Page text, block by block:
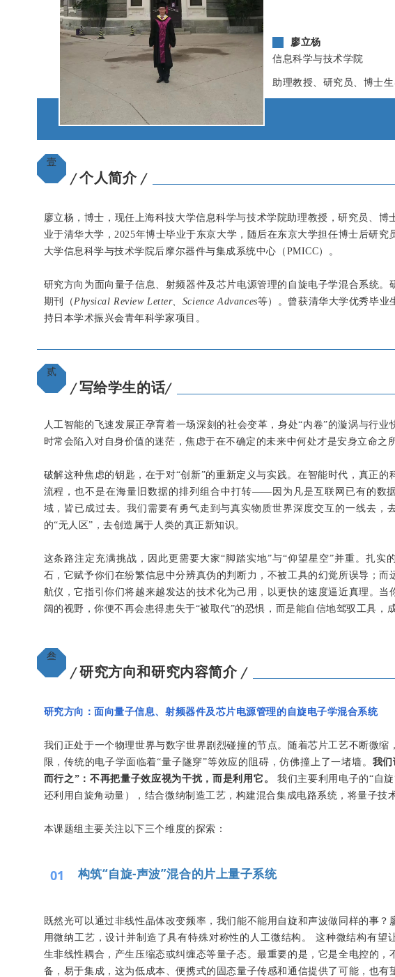
廖立杨
信息科学与技术学院
助理教授、研究员、博士
壹
╱个人简介 ╱
廖立杨，博士，现任上海科技大学信息科学与技术学院助理教授，研究员、博
业于清华大学，2025年博士毕业于东京大学，随后在东京大学担任博士后研究
大学信息科学与技术学院后摩尔器件与集成系统中心（PMICC）。
研究方向为面向量子信息、射频器件及芯片电源管理的自旋电子学混合系统。
期刊（ Physical Review Letter、Science Advances等）。曾获清华大学优秀毕业
持日本学术振兴会青年科学家项目。
贰
╱ 写给学生的话╱
人工智能的飞速发展正孕育着一场深刻的社会变革，身处“内卷”的漩涡与行业
时常会陷入对自身价值的迷茫，焦虑于在不确定的未来中何处才是安身立命之所
破解这种焦虑的钥匙，在于对“创新”的重新定义与实践。在智能时代，真正的
流程，也不是在海量旧数据的排列组合中打转——因为凡是互联网已有的数
域，皆已成过去。我们需要有勇气走到与真实物质世界深度交互的一线去，
的“无人区”，去创造属于人类的真正新知识。
这条路注定充满挑战，因此更需要大家“脚踏实地”与“仰望星空”并重。扎实
石，它赋予你们在纷繁信息中分辨真伪的判断力，不被工具的幻觉所误导；而
航仪，它指引你们将越来越发达的技术化为己用，以更快的速度逼近真理。当
阔的视野，你便不再会患得患失于“被取代”的恐惧，而是能自信地驾驭工具，
叁
╱研究方向和研究内容简介 ╱
研究方向：面向量子信息、射频器件及芯片电源管理的自旋电子学混合系统
我们正处于一个物理世界与数字世界剧烈碰撞的节点。随着芯片工艺不断微缩
限，传统的电子学面临着“量子隧穿”等效应的阻碍，仿佛撞上了一堵墙。 我
而行之”：不再把量子效应视为干扰，而是利用它。 我们主要利用电子的“自
还利用自旋角动量），结合微纳制造工艺，构建混合集成电路系统，将量子技
本课题组主要关注以下三个维度的探索：
01 构筑“自旋-声波”混合的片上量子系统
既然光可以通过非线性晶体改变频率，我们能不能用自旋和声波做同样的事？
用微纳工艺，设计并制造了具有特殊对称性的人工微结构。 这种微结构有望
生非线性耦合，产生压缩态或纠缠态等量子态。最重要的是，它是全电控的，
备，易于集成，这为低成本、便携式的固态量子传感和通信提供了可能，也有